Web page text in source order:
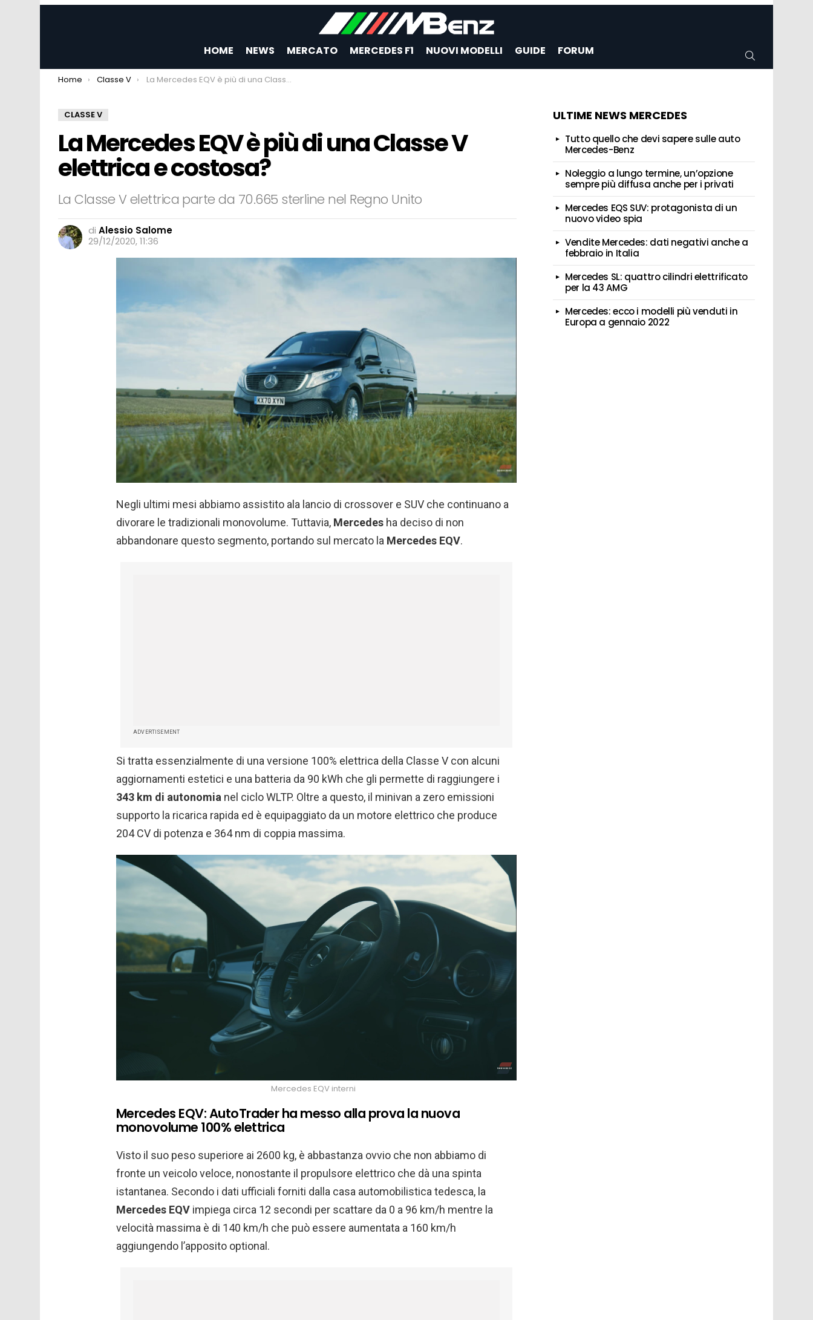
HOME NEWS MERCATO MERCEDES F1 NUOVI MODELLI GUIDE FORUM
You are here:
Home Classe V La Mercedes EQV è più di una Classe V elettrica e costosa?
CLASSE V
La Mercedes EQV è più di una Classe V
elettrica e costosa?
La Classe V elettrica parte da 70.665 sterline nel Regno Unito
di Alessio Salome
29/12/2020, 11:36
Negli ultimi mesi abbiamo assistito ala lancio di crossover e SUV che continuano a
divorare le tradizionali monovolume. Tuttavia, Mercedes ha deciso di non
abbandonare questo segmento, portando sul mercato la Mercedes EQV.
ADVERTISEMENT
Si tratta essenzialmente di una versione 100% elettrica della Classe V con alcuni
aggiornamenti estetici e una batteria da 90 kWh che gli permette di raggiungere i
343 km di autonomia nel ciclo WLTP. Oltre a questo, il minivan a zero emissioni
supporto la ricarica rapida ed è equipaggiato da un motore elettrico che produce
204 CV di potenza e 364 nm di coppia massima.
Mercedes EQV interni
Mercedes EQV: AutoTrader ha messo alla prova la nuova
monovolume 100% elettrica
Visto il suo peso superiore ai 2600 kg, è abbastanza ovvio che non abbiamo di
fronte un veicolo veloce, nonostante il propulsore elettrico che dà una spinta
istantanea. Secondo i dati ufficiali forniti dalla casa automobilistica tedesca, la
Mercedes EQV impiega circa 12 secondi per scattare da 0 a 96 km/h mentre la
velocità massima è di 140 km/h che può essere aumentata a 160 km/h
aggiungendo l’apposito optional.
ULTIME NEWS MERCEDES
Tutto quello che devi sapere sulle auto
Mercedes-Benz
Noleggio a lungo termine, un’opzione
sempre più diffusa anche per i privati
Mercedes EQS SUV: protagonista di un
nuovo video spia
Vendite Mercedes: dati negativi anche a
febbraio in Italia
Mercedes SL: quattro cilindri elettrificato
per la 43 AMG
Mercedes: ecco i modelli più venduti in
Europa a gennaio 2022